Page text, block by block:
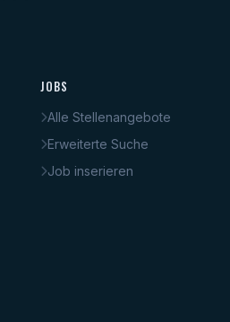
JOBS
Alle Stellenangebote
Erweiterte Suche
Job inserieren